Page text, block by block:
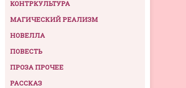
КОНТРКУЛЬТУРА
МАГИЧЕСКИЙ РЕАЛИЗМ
НОВЕЛЛА
ПОВЕСТЬ
ПРОЗА ПРОЧЕЕ
РАССКАЗ